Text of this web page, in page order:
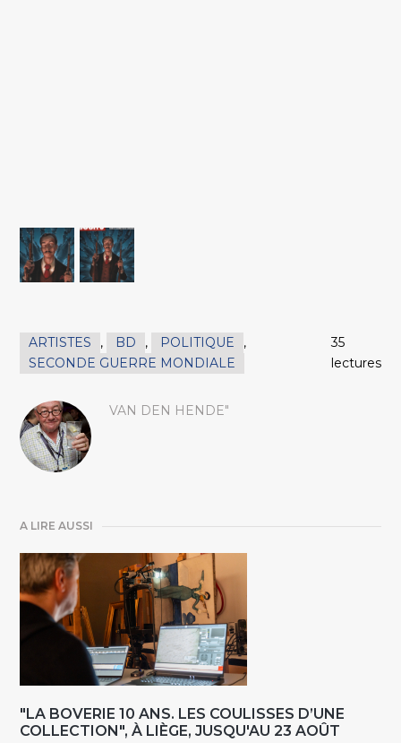
ARTISTES , BD , POLITIQUE
,
SECONDE GUERRE MONDIALE
35
lectures
VAN DEN HENDE"
A LIRE AUSSI
"LA BOVERIE 10 ANS. LES COULISSES D’UNE
COLLECTION", À LIÈGE, JUSQU'AU 23 AOÛT